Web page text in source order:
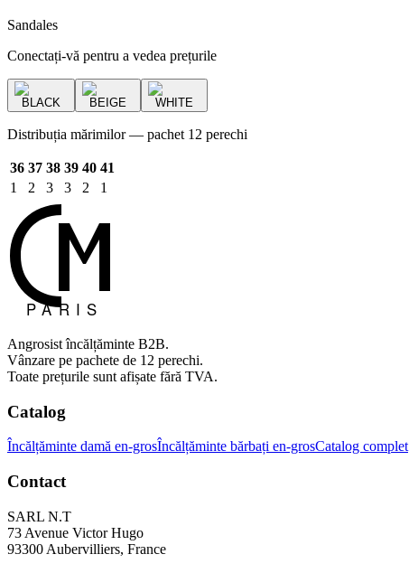
Sandales
Conectați-vă pentru a vedea prețurile
BLACK BEIGE WHITE
Distribuția mărimilor — pachet 12 perechi
36 37 38 39 40 41
1
2 3 3 2 1
Angrosist încălțăminte B2B.
Vânzare pe pachete de 12 perechi.
Toate prețurile sunt afișate fără TVA.
Catalog
Încălțăminte damă en-grosÎncălțăminte bărbați en-grosCatalog complet
Contact
SARL N.T
73 Avenue Victor Hugo
93300 Aubervilliers, France